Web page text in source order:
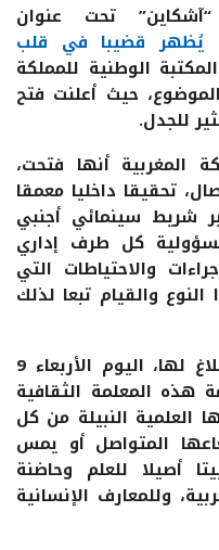
تحت عنوان
يُظهر قضيبا في قلب
الوطنية للمملكة
حيث أعلنت فتح
للجدل.
المغربية أنها فتحت،
تحقيقا داخليا معمقا
شريط سينمائي أجنبي
كل طرف إداري
والاحتياطات التي
والقيام تبعا لذلك
وشددت المكتبة الوطنية في بلاغ لها، اليوم الأربعاء 9
هذه المعلمة الثقافية
العلمية النبيلة من كل
المتواصل أو يمس
أصيلا للعلم وحاضنة
وللمعارف الإنسانية